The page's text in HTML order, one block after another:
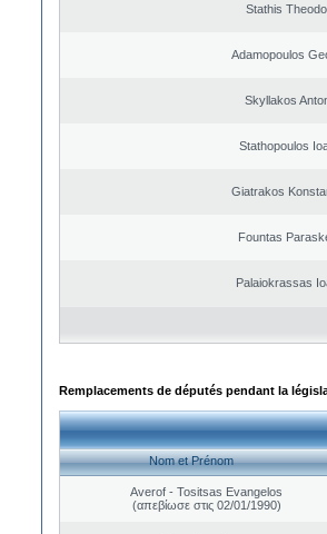
Stathis
Adamopoulos
Skyllakos
Stathopoulos
Giatrakos
Fountas
Palaiokrassas
Remplacements de députés pendant la
Nom et Prénom
Averof - Tositsas Evangelos
(απεβίωσε στις 02/01/1990)